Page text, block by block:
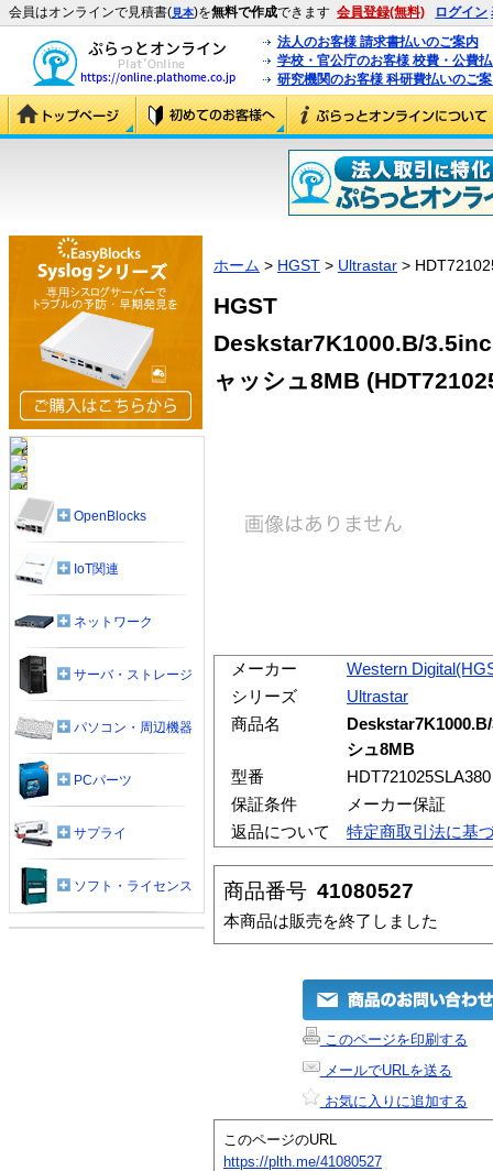
会員はオンラインで見積書(見本)を無料で作成できます 会員登録(無料) ログイン
法人のお客様 請求書払いのご案内
学校・官公庁のお客様 校費・公費
研究機関のお客様 科研費払いのご
ホーム > HGST > Ultrastar >
HGST
Deskstar7K1000.B/
ャッシュ8MB
メーカー
Western
シリーズ
Ultrastar
商品名
シュ8MB
型番
HDT721025SLA380
保証条件
メーカー保証
返品について
特定商取引法に基
商品番号 41080527
本商品は販売を終了しました
このページを印刷する
メールでURLを送る
お気に入りに追加する
このページのURL
https://plth.me/41080527
OpenBlocks
IoT関連
ネットワーク
サーバ・ストレージ
パソコン・周辺機器
PCパーツ
サプライ
ソフト・ライセンス